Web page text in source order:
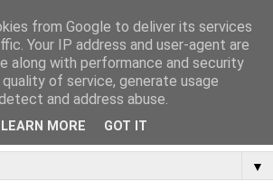
▼
from Google to deliver its services
Your IP address and user-agent are
along with performance and security
of service, generate usage
and address abuse.
LEARN MORE GOT IT